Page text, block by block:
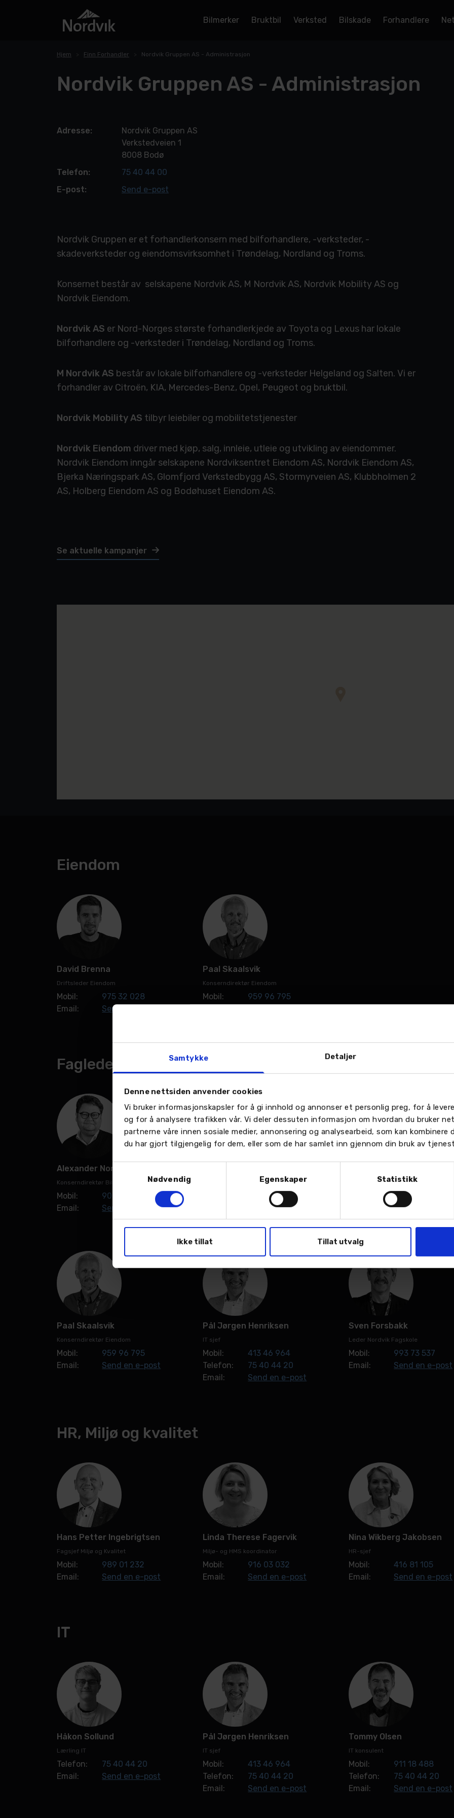
Samtykke Detaljer
Denne nettsiden anvender cookies
Vi bruker informasjonskapsler for å gi innhold og annonser et personlig preg, for å
og for å analysere trafikken vår. Vi deler dessuten informasjon om hvordan du bruker
partnerne våre innen sosiale medier, annonsering og analysearbeid, som kan kombinere
du har gjort tilgjengelig for dem, eller som de har samlet inn gjennom din bruk av
Samtykkevalg
Nødvendig
Egenskaper Statistikk
Ikke tillat Tillat utvalg
Bilmerker Bruktbil Verksted Bilskade Forhandlere
Hjem Finn Forhandler Nordvik Gruppen AS - Administrasjon
Nordvik Gruppen AS - Administrasjon
Adresse:
Nordvik Gruppen AS
Verkstedveien 1
8008 Bodø
Telefon:
75 40 44 00
E-post:
Send e-post
Nordvik Gruppen er et forhandlerkonsern med bilforhandlere, -verksteder, -
skadeverksteder og eiendomsvirksomhet i Trøndelag, Nordland og Troms.
Konsernet består av selskapene Nordvik AS, M Nordvik AS, Nordvik Mobility AS og
Nordvik Eiendom.
Nordvik AS er Nord-Norges største forhandlerkjede av Toyota og Lexus har lokale
bilforhandlere og -verksteder i Trøndelag, Nordland og Troms.
M Nordvik AS består av lokale bilforhandlere og -verksteder Helgeland og Salten. Vi er
forhandler av Citroën, KIA, Mercedes-Benz, Opel, Peugeot og bruktbil.
Nordvik Mobility AS tilbyr leiebiler og mobilitetstjenester
Nordvik Eiendom driver med kjøp, salg, innleie, utleie og utvikling av eiendommer.
Nordvik Eiendom inngår selskapene Nordviksentret Eiendom AS, Nordvik Eiendom AS,
Bjerka Næringspark AS, Glomfjord Verkstedbygg AS, Stormyrveien AS, Klubbholmen 2
AS, Holberg Eiendom AS og Bodøhuset Eiendom AS.
Se aktuelle kampanjer
Eiendom
David Brenna
Driftsleder Eiendom
Mobil:
975 32 028
Email:
Send en e-post
Paal Skaalsvik
Konserndirektør Eiendom
Mobil:
959 96 795
Fagledelse
Alexander Nordvik
Konserndirektør Bil og Mobilitet
Mobil:
909 44 596
Email:
Send en e-post
971 12 622
Send en e-post
Konserndirektør Finans og
951 67 722
75 40 44 02
Email:
Send en e-post
Paal Skaalsvik
Konserndirektør Eiendom
Mobil:
959 96 795
Email:
Send en e-post
Pål Jørgen Henriksen
IT sjef
Mobil:
413 46 964
Telefon:
75 40 44 20
Email:
Send en e-post
Sven Forsbakk
Leder Nordvik Fagskole
Mobil:
993 73 537
Email:
Send en e-post
HR, Miljø og kvalitet
Hans Petter Ingebrigtsen
Fagsjef Miljø og Kvalitet
Mobil:
989 01 232
Email:
Send en e-post
Linda Therese Fagervik
Miljø- og HMS koordinator
Mobil:
916 03 032
Email:
Send en e-post
Nina Wikberg Jakobsen
HR-sjef
Mobil:
416 81 105
Email:
Send en e-post
IT
Håkon Sollund
Lærling IT
Telefon:
75 40 44 20
Email:
Send en e-post
Pål Jørgen Henriksen
IT sjef
Mobil:
413 46 964
Telefon:
75 40 44 20
Email:
Send en e-post
Tommy Olsen
IT konsulent
Mobil:
911 18 488
Telefon:
75 40 44 20
Email:
Send en e-post